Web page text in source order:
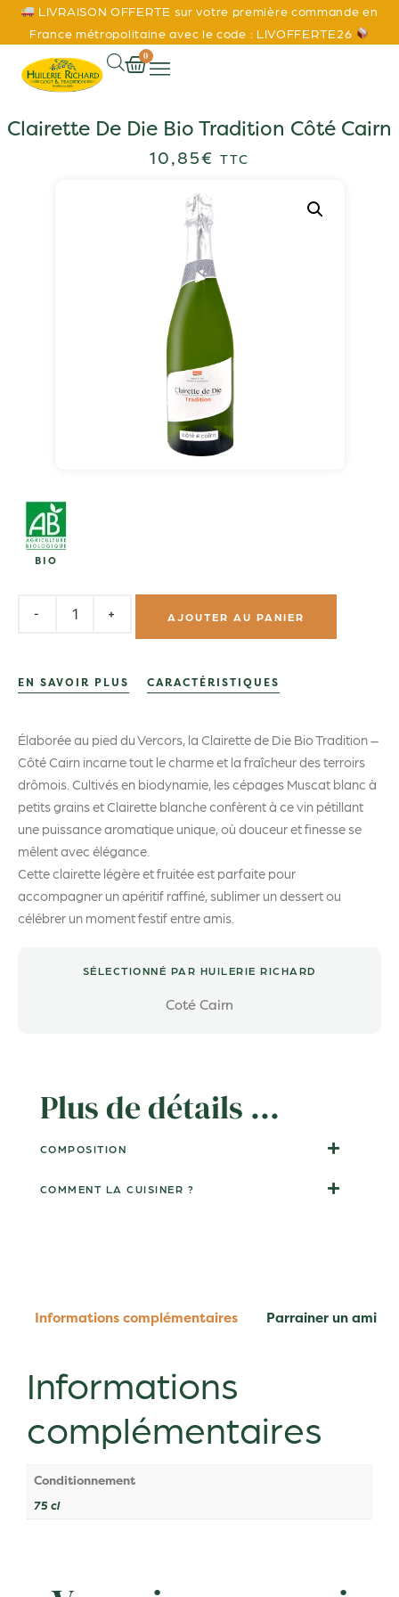
LIVRAISON OFFERTE sur votre première commande en
France métropolitaine avec le code : LIVOFFERTE26
0
Clairette De Die Bio Tradition Côté Cairn
10,85€ TTC
BIO
AJOUTER AU PANIER
EN SAVOIR PLUS CARACTÉRISTIQUES
Élaborée au pied du Vercors, la Clairette de Die Bio Tradition –
Côté Cairn incarne tout le charme et la fraîcheur des terroirs
drômois. Cultivés en biodynamie, les cépages Muscat blanc à
petits grains et Clairette blanche confèrent à ce vin pétillant
une puissance aromatique unique, où douceur et finesse se
mêlent avec élégance.
Cette clairette légère et fruitée est parfaite pour
accompagner un apéritif raffiné, sublimer un dessert ou
célébrer un moment festif entre amis.
SÉLECTIONNÉ PAR HUILERIE RICHARD
Coté Cairn
Plus de détails ...
COMPOSITION
COMMENT LA CUISINER ?
Informations complémentaires Parrainer un ami
Informations
complémentaires
Conditionnement
75 cl